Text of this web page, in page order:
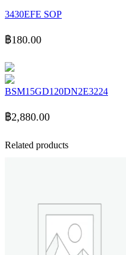
3430EFE SOP​
฿180.00
BSM15GD120DN2E3224
฿2,880.00
Related products